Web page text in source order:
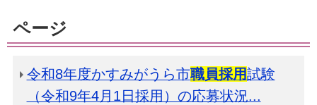
ページ
令和8年度かすみがうら市職員採用試験
（令和9年4月1日採用）の応募状況...